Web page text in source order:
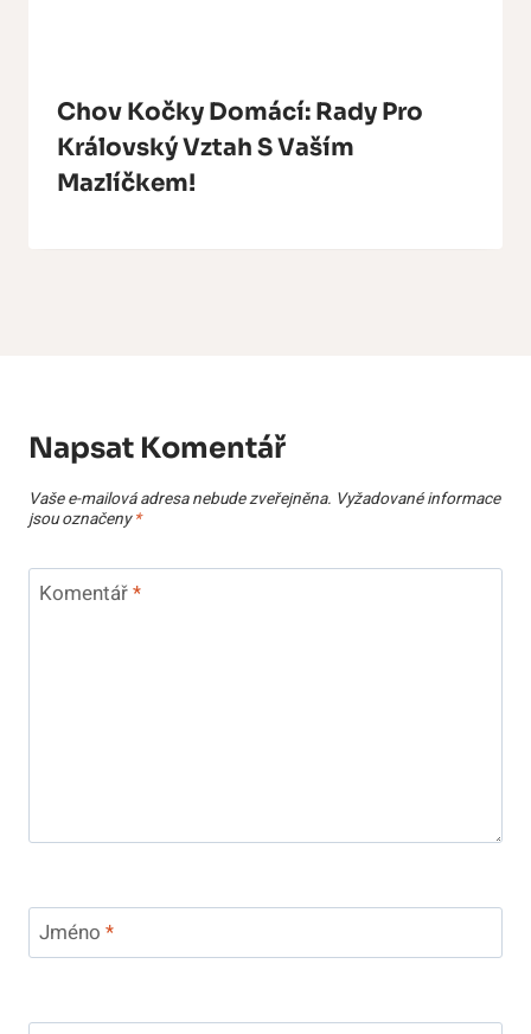
Chov Kočky Domácí: Rady Pro
Královský Vztah S Vaším
Mazlíčkem!
Napsat Komentář
Vaše e-mailová adresa nebude zveřejněna. Vyžadované informace
jsou označeny*
Komentář*
Jméno *